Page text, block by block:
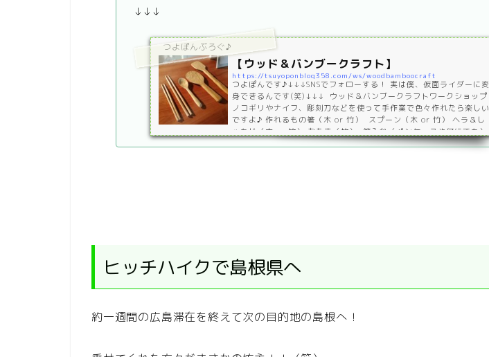
↓↓↓
つよぽんぶろぐ♪
【ウッド＆バンブークラフト】
https://tsuyoponblog358.com/ws/woodbamboocraft
つよぽんです♪↓↓↓SNSでフォローする！ 実は僕、仮面ライダーに変
身できるんです(笑)↓↓↓ ウッド＆バンブークラフトワークショップ
ノコギリやナイフ、彫刻刀などを使って手作業で色々作れたら楽しい
ですよ♪ 作れるもの箸（木 or 竹） スプーン（木 or 竹） ヘラ＆し
ゃもじ（木 or 竹） おたま（竹） 箸入れ（ペンケースや何にでも）
基本的にワークショップでは箸かスプーンを作ります。器用な人や
ヒッチハイクで島根県へ
約一週間の広島滞在を終えて次の目的地の島根へ！